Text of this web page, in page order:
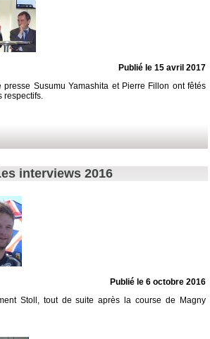
Publié le 15 avril 2017
presse Susumu Yamashita et Pierre Fillon ont fêtés
respectifs.
interviews 2016
Publié le 6 octobre 2016
Stoll, tout de suite après la course de Magny